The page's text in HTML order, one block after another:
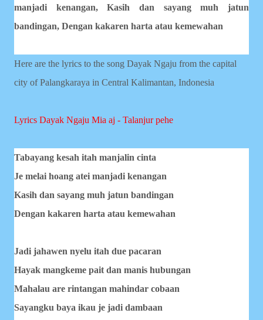
manjadi kenangan,Kasih dan sayang muh jatun
bandingan, Dengan kakaren harta atau kemewahan
Here are the lyrics to the song Dayak Ngaju from the capital
city of Palangkaraya in Central Kalimantan, Indonesia
Lyrics Dayak Ngaju Mia aj - Talanjur pehe
Tabayang kesah itah manjalin cinta
Je melai hoang atei manjadi kenangan
Kasih dan sayang muh jatun bandingan
Dengan kakaren harta atau kemewahan
Jadi jahawen nyelu itah due pacaran
Hayak mangkeme pait dan manis hubungan
Mahalau are rintangan mahindar cobaan
Sayangku baya ikau je jadi dambaan